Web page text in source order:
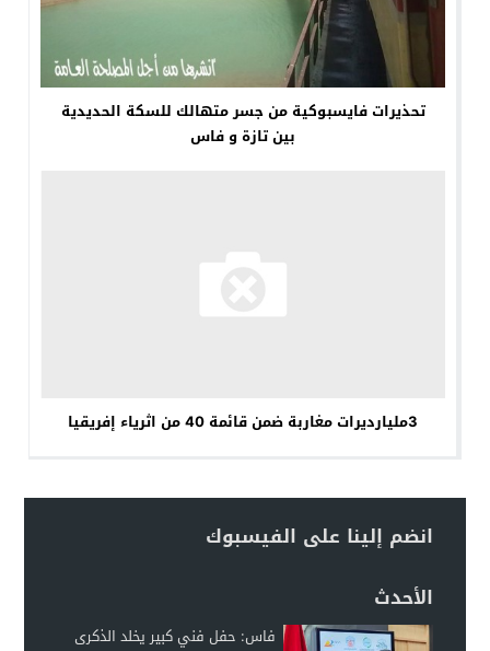
تحذيرات فايسبوكية من جسر متهالك للسكة الحديدية
بين تازة و فاس
3مليارديرات مغاربة ضمن قائمة 40 من اثرياء إفريقيا
انضم إلينا على الفيسبوك
الأحدث
فاس: حفل فني كبير يخلد الذكرى